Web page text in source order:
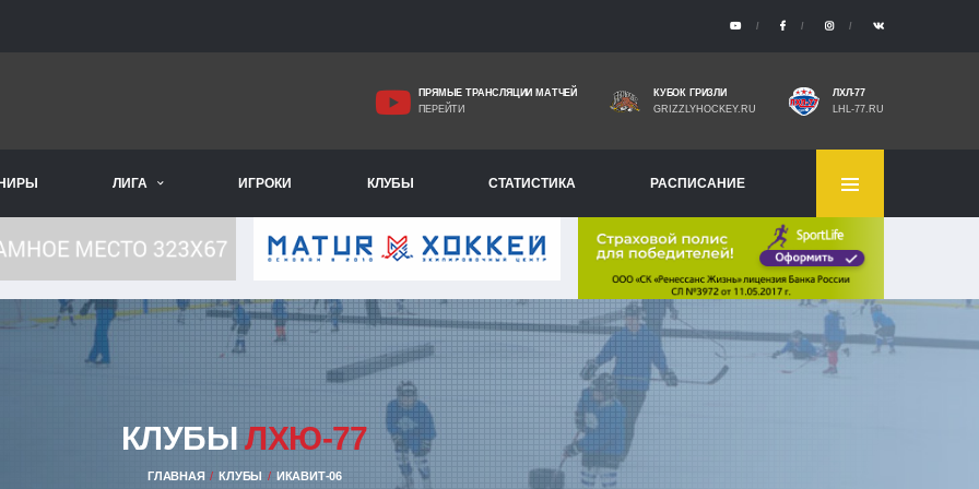
ПРЯМЫЕ ТРАНСЛЯЦИИ МАТЧЕЙ
ПЕРЕЙТИ
КУБОК ГРИЗЛИ
GRIZZLYHOCKEY.RU
ЛХЛ-77
LHL-77.RU
ЛИГА ИГРОКИ КЛУБЫ СТАТИСТИКА РАСПИСАНИЕ
КЛУБЫЛХЮ-77
ГЛАВНАЯ КЛУБЫ ИКАВИТ-06